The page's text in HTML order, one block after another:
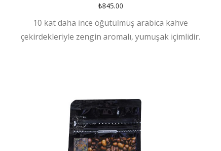
₺845.00
10 kat daha ince öğütülmüş arabica kahve
çekirdekleriyle zengin aromalı, yumuşak içimlidir.